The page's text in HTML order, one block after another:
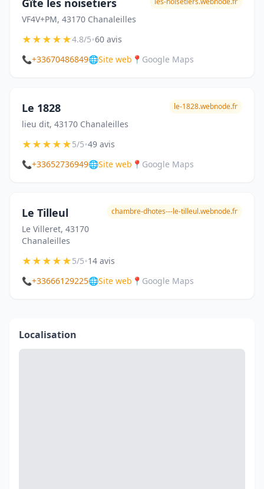
Gîte les noisetiers
VF4V+PM, 43170 Chanaleilles
★★★★★4.8/5•60 avis
📞+33670486849🌐Site web 📍 Google Maps
Le 1828
lieu dit, 43170 Chanaleilles
le-1828.webnode.fr
★★★★★5/5•49 avis
📞+33652736949🌐Site web 📍 Google Maps
Le Tilleul
Le Villeret, 43170
Chanaleilles
chambre-dhotes---le-tilleul.webnode.fr
★★★★★5/5•14 avis
📞+33666129225🌐Site web 📍 Google Maps
Localisation